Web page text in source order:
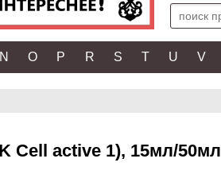
N O P R S T U V
Cell active 1), 15мл/50мл